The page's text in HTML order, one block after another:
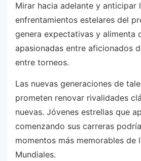
Mirar hacia adelante y anticipar
enfrentamientos estelares del
genera expectativas y alimenta
apasionadas entre aficionados
entre torneos.
Las nuevas generaciones de
prometen renovar rivalidades
nuevas. Jóvenes estrellas que
comenzando sus carreras
momentos más memorables de
Mundiales.